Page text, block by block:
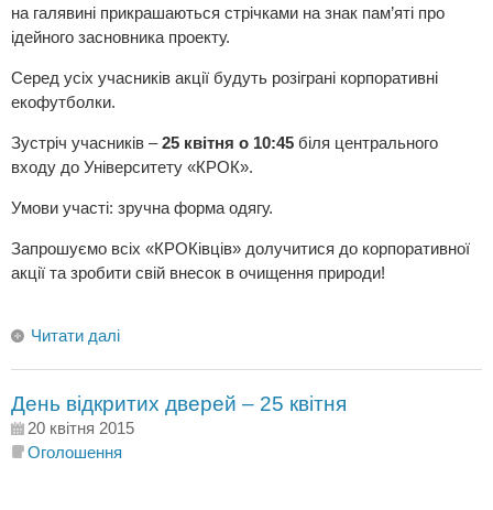
на галявині прикрашаються стрічками на знак пам’яті про
ідейного засновника проекту.
Серед усіх учасників акції будуть розіграні корпоративні
екофутболки.
Зустріч учасників –25 квітня о 10:45 біля центрального
входу до Університету «КРОК».
Умови участі: зручна форма одягу.
Запрошуємо всіх «КРОКівців» долучитися до корпоративної
акції та зробити свій внесок в очищення природи!
Читати далі
День відкритих дверей – 25 квітня
20 квітня 2015
Оголошення